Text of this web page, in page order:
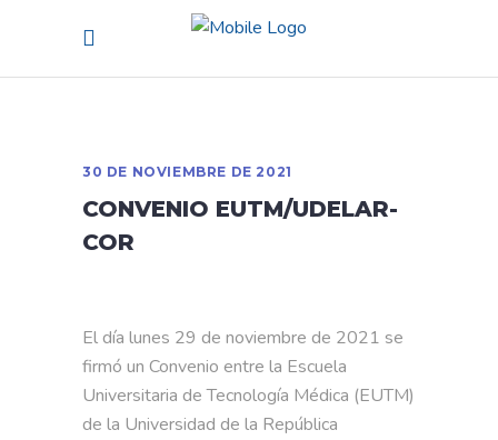
30 DE NOVIEMBRE DE 2021
CONVENIO EUTM/UDELAR-
COR
El día lunes 29 de noviembre de 2021 se
firmó un Convenio entre la Escuela
Universitaria de Tecnología Médica (EUTM)
de la Universidad de la República